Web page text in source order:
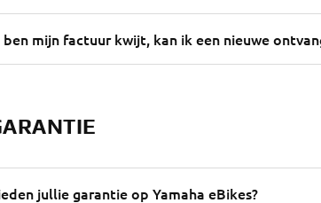
ben mijn factuur kwijt, kan ik een nieuwe
jullie garantie op Yamaha eBikes?